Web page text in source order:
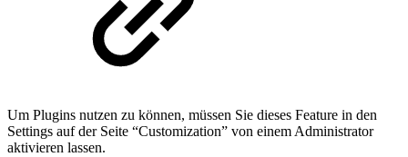
Um Plugins nutzen zu können, müssen Sie dieses Feature in den
Settings auf der Seite “Customization” von einem Administrator
aktivieren lassen.